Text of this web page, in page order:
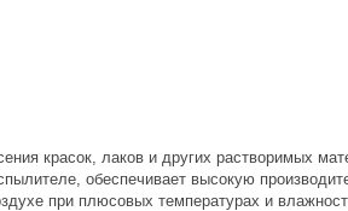
красок, лаков и других растворимых
обеспечивает высокую
при плюсовых температурах и